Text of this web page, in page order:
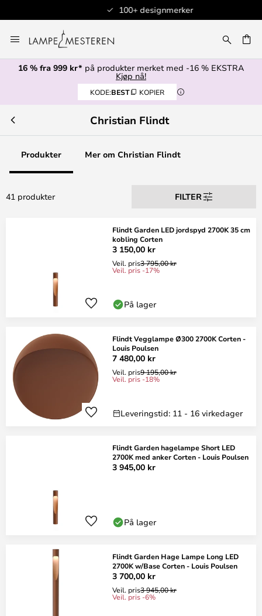
100+ designmerker
til
innhold
16 % fra 999 kr* på produkter merket med -16 % EKSTRA
Kjøp nå!
KODE:BEST KOPIER
Christian Flindt
Produkter Mer om Christian Flindt
41 produkter FILTER
Flindt Garden LED jordspyd 2700K 35 cm
kobling Corten
3 150,00 kr
Veil. pris3 795,00 kr
Veil. pris -17%
På lager
Flindt Vegglampe Ø300 2700K Corten -
Louis Poulsen
7 480,00 kr
Veil. pris9 195,00 kr
Veil. pris -18%
Leveringstid: 11 - 16 virkedager
Flindt Garden hagelampe Short LED
2700K med anker Corten - Louis Poulsen
3 945,00 kr
På lager
Flindt Garden Hage Lampe Long LED
2700K w/Base Corten - Louis Poulsen
3 700,00 kr
Veil. pris3 945,00 kr
Veil. pris -6%